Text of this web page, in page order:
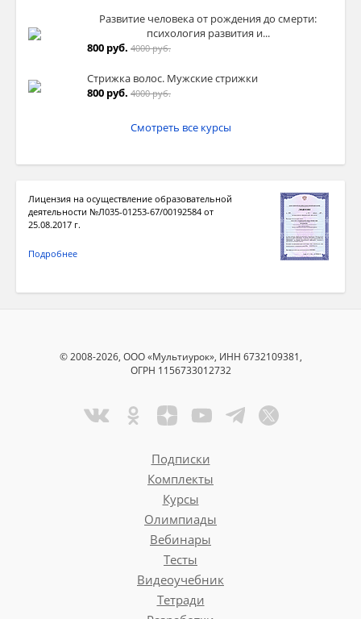
Развитие человека от рождения до смерти:
психология развития и...
800 руб. 4000 руб.
Стрижка волос. Мужские стрижки
800 руб. 4000 руб.
Смотреть все курсы
Лицензия на осуществление образовательной
деятельности №Л035-01253-67/00192584 от
25.08.2017 г.
Подробнее
© 2008-2026, ООО «Мультиурок», ИНН 6732109381,
ОГРН 1156733012732
Подписки
Комплекты
Курсы
Олимпиады
Вебинары
Тесты
Видеоучебник
Тетради